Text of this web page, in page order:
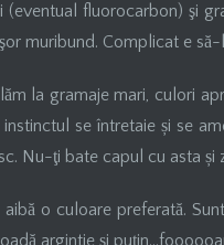
(eventual fluorocarbon) şi
muribund. Complicat e
la gramaje mari, culori
se întretaie și se
Nu-ţi bate capul cu asta și
o culoare preferată.
argintie şi